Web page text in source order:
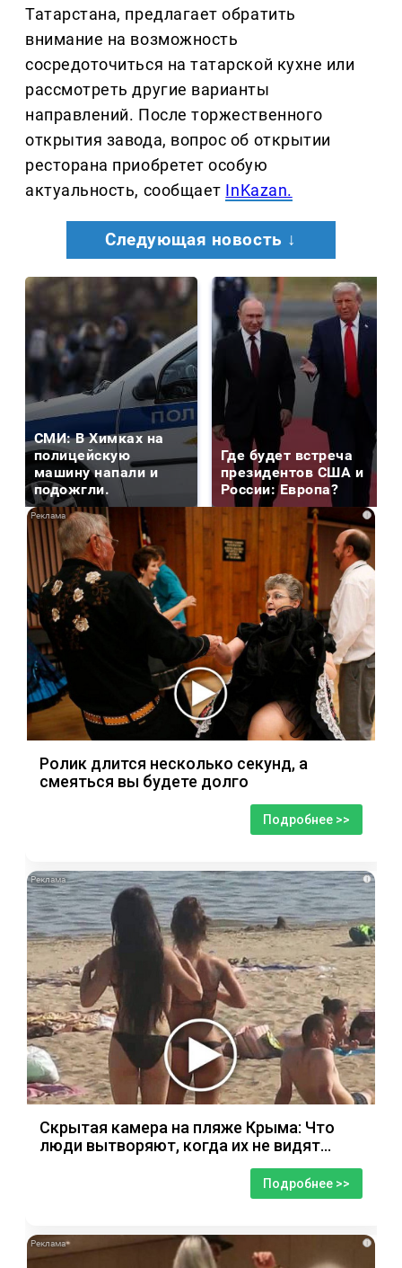
Татарстана, предлагает обратить
внимание на возможность
сосредоточиться на татарской кухне или
рассмотреть другие варианты
направлений. После торжественного
открытия завода, вопрос об открытии
ресторана приобретет особую
актуальность, сообщает InKazan.
Следующая новость ↓
СМИ: В Химках на
полицейскую
машину напали и
подожгли.
Где будет встреча
президентов США и
России: Европа?
i
Ролик длится несколько секунд, а
смеяться вы будете долго
Подробнее >>
i
Скрытая камера на пляже Крыма: Что
люди вытворяют, когда их не видят...
Подробнее >>
i